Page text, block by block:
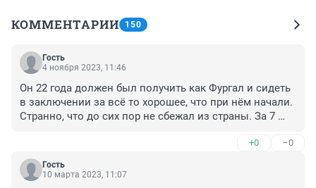
КОММЕНТАРИИ 150
Гость
4 ноября 2023, 11:46
Он 22 года должен был получить как Фургал и сидеть
в заключении за всë то хорошее, что при нëм начали.
Странно, что до сих пор не сбежал из страны. За 7
"государство" отстаивает?
+0 –0
Гость
10 марта 2023, 11:07